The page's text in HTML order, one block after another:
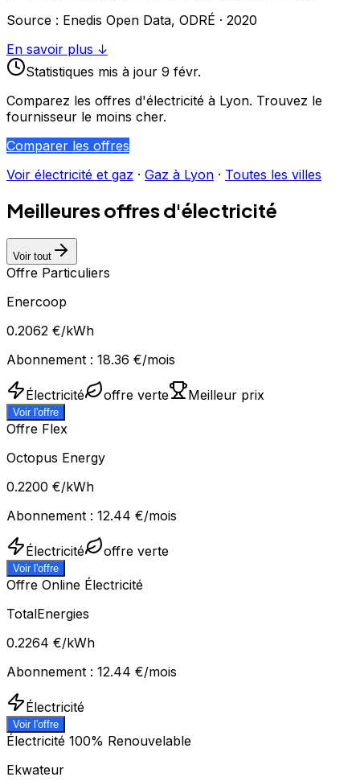
Source : Enedis Open Data, ODRÉ · 2020
En savoir plus ↓
Statistiques mis à jour 9 févr.
Comparez les offres d'électricité à Lyon. Trouvez le
fournisseur le moins cher.
Comparer les offres
Voir électricité et gaz · Gaz à Lyon · Toutes les villes
Meilleures offres d'électricité
Voir tout
Offre Particuliers
Enercoop
0.2062 €/kWh
Abonnement : 18.36 €/mois
Électricité offre verte Meilleur prix
Voir l'offre
Offre Flex
Octopus Energy
0.2200 €/kWh
Abonnement : 12.44 €/mois
Électricité offre verte
Voir l'offre
Offre Online Électricité
TotalEnergies
0.2264 €/kWh
Abonnement : 12.44 €/mois
Électricité
Voir l'offre
Électricité 100% Renouvelable
Ekwateur